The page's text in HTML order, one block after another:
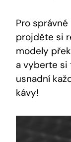
Pro
projděte si⁢
modely
⁤a vyberte si
⁤usnadní
kávy!